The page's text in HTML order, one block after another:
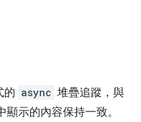
的 async 堆疊追蹤，與
示的內容保持一致。